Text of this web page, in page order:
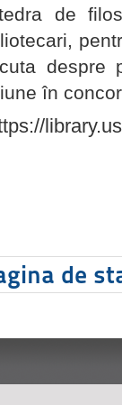
de
despre
în
de